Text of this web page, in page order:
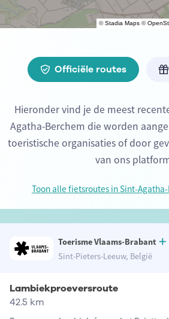
©Stadia Maps ©
Officiële routes
Hieronder vind je de meest
Agatha-Berchem die worden
toeristische organisaties of door
van ons
Toon alle fietsroutes in Sint-
Toerisme Vlaams-Brabant
Sint-Pieters-Leeuw, België
Lambiekproeversroute
42.5 km